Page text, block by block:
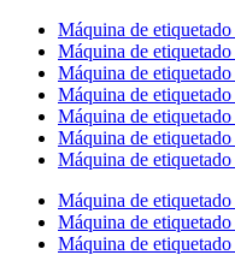
Máquina de
Máquina de etiquetado
Máquina de
Máquina de
Máquina de
Máquina de
Máquina de
Máquina de
Máquina de
Máquina de